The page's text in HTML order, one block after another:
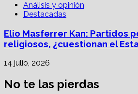
Análisis y opinión
Destacadas
Elio Masferrer Kan: Partidos
religiosos, ¿cuestionan el
14 julio, 2026
No te las pierdas